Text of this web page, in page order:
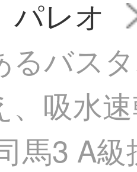
パレオ
るバス
、吸水
馬3 A級